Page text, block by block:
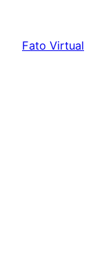
content
Fato Virtual